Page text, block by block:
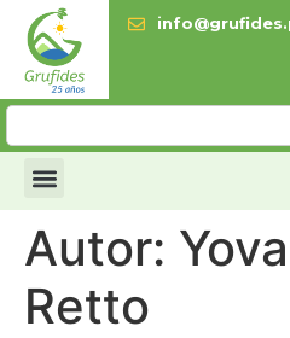
Autor:
Retto